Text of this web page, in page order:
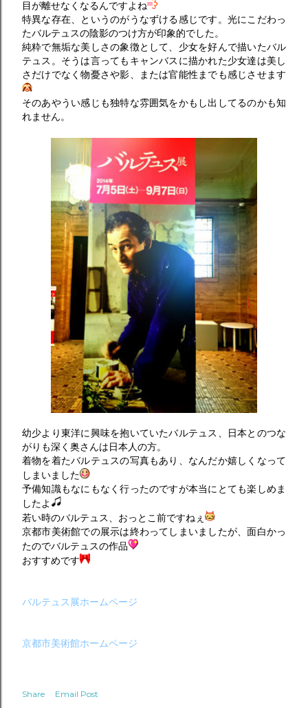
目が離せなくなるんですよね
特異な存在、というのがうなずける感じです。光にこだわっ
たバルテュスの陰影のつけ方が印象的でした。
純粋で無垢な美しさの象徴として、少女を好んで描いたバル
テュス。そうは言ってもキャンバスに描かれた少女達は美し
さだけでなく物憂さや影、または官能性までも感じさせます
そのあやうい感じも独特な雰囲気をかもし出してるのかも知
れません。
幼少より東洋に興味を抱いていたバルテュス、日本とのつな
がりも深く奥さんは日本人の方。
着物を着たバルテュスの写真もあり、なんだか嬉しくなって
しまいました
予備知識もなにもなく行ったのですが本当にとても楽しめま
したよ
若い時のバルテュス、おっとこ前ですねぇ
京都市美術館での展示は終わってしまいましたが、面白かっ
たのでバルテュスの作品
おすすめです
バルテュス展ホームページ
京都市美術館ホームページ
Share
Email Post